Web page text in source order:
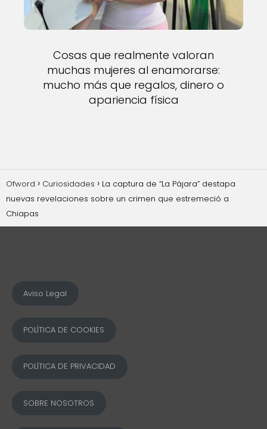
Cosas que realmente valoran
muchas mujeres al enamorarse:
mucho más que regalos, dinero o
apariencia física
Ofword Curiosidades
La captura de “La Pájara” destapa
nuevas revelaciones sobre un crimen que estremeció a
Chiapas
Aviso Legal
POLÍTICA DE COOKIES
POLÍTICA DE PRIVACIDAD
SOBRE NOSOTROS